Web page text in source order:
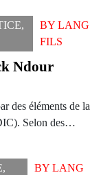
,
BYLANG
FILS
Ndour
des éléments de la
Selon des…
,
BYLANG